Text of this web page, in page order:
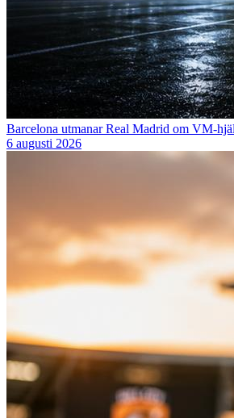
Barcelona utmanar Real Madrid om VM-
6 augusti 2026